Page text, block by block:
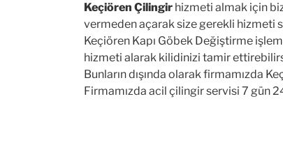
Keçiören Çilingir hizmeti almak için
vermeden açarak size gerekli hizmeti
Keçiören Kapı Göbek Değiştirme
hizmeti alarak kilidinizi tamir
Bunların dışında olarak firmamızda
Firmamızda acil çilingir servisi 7 gün